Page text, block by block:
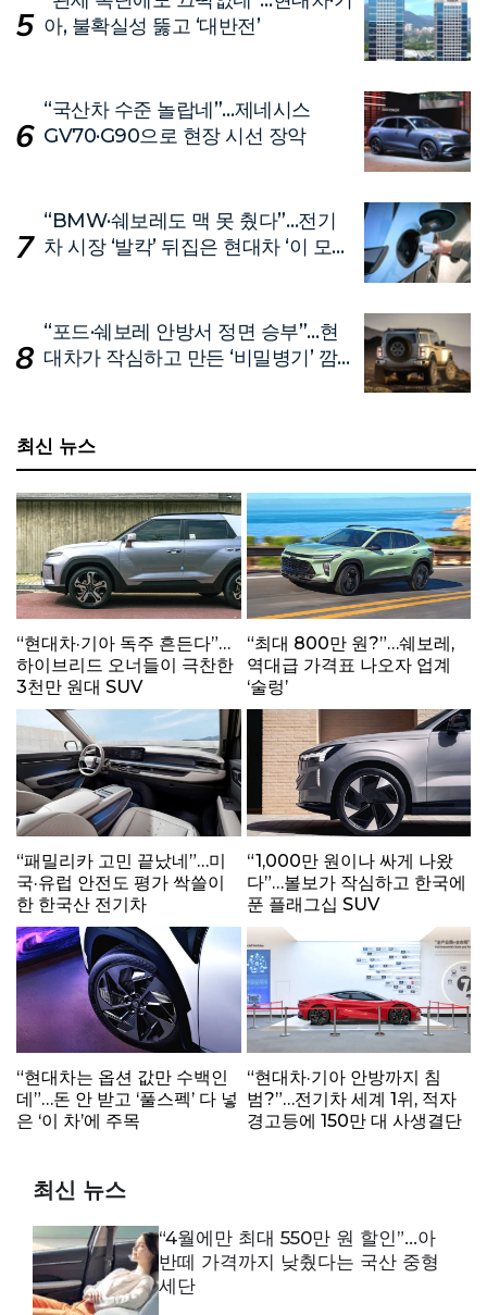
아, 불확실성 뚫고 ‘대반전’
“국산차 수준 놀랍네”…제네시스
GV70·G90으로 현장 시선 장악
“BMW·쉐보레도 맥 못 췄다”…전기
차 시장 ‘발칵’ 뒤집은 현대차 ‘이 모
“포드·쉐보레 안방서 정면 승부”…현
대차가 작심하고 만든 ‘비밀병기’ 깜
최신 뉴스
“현대차·기아 독주 흔든다”…
하이브리드 오너들이 극찬한
3천만 원대 SUV
“최대 800만 원?”…쉐보레,
역대급 가격표 나오자 업계
‘술렁’
“패밀리카 고민 끝났네”…미
국·유럽 안전도 평가 싹쓸이
한 한국산 전기차
“1,000만 원이나 싸게 나왔
다”…볼보가 작심하고 한국에
푼 플래그십 SUV
“현대차는 옵션 값만 수백인
데”…돈 안 받고 ‘풀스펙’ 다 넣
은 ‘이 차’에 주목
“현대차·기아 안방까지 침
범?”…전기차 세계 1위, 적자
경고등에 150만 대 사생결단
최신 뉴스
“4월에만 최대 550만 원 할인”…아
반떼 가격까지 낮췄다는 국산 중형
세단